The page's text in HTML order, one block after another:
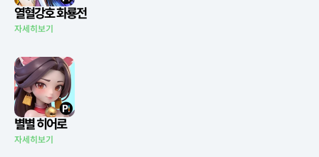
열혈강호 화룡전
자세히보기
별별 히어로
자세히보기